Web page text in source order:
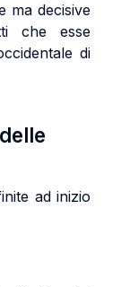
ma decisive
che esse
di
ad inizio